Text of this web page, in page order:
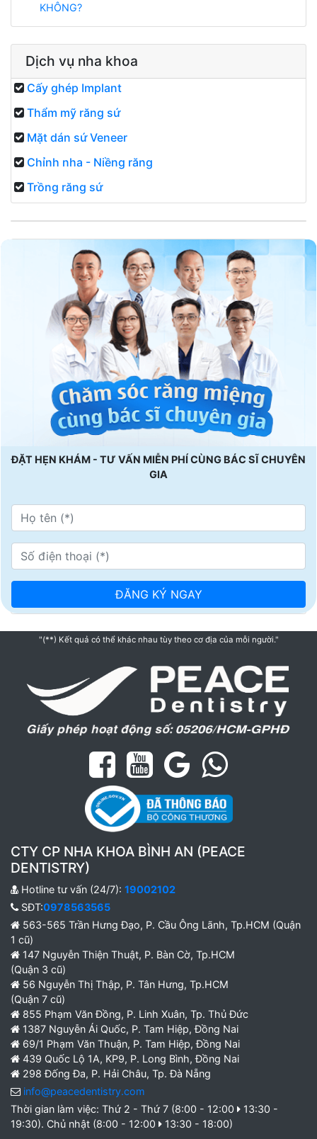
KHÔNG?
Dịch vụ nha khoa
Cấy ghép Implant
Thẩm mỹ răng sứ
Mặt dán sứ Veneer
Chỉnh nha - Niềng răng
Trồng răng sứ
ĐẶT HẸN KHÁM - TƯ VẤN MIỄN PHÍ CÙNG BÁC SĨ CHUYÊN
GIA
"(**) Kết quả có thể khác nhau tùy theo cơ địa của mỗi người."
CTY CP NHA KHOA BÌNH AN (PEACE
DENTISTRY)
Hotline tư vấn (24/7): 19002102
SĐT:0978563565
563-565 Trần Hưng Đạo, P. Cầu Ông Lãnh, Tp.HCM (Quận
1 cũ)
147 Nguyễn Thiện Thuật, P. Bàn Cờ, Tp.HCM
(Quận 3 cũ)
56 Nguyễn Thị Thập, P. Tân Hưng, Tp.HCM
(Quận 7 cũ)
855 Phạm Văn Đồng, P. Linh Xuân, Tp. Thủ Đức
1387 Nguyễn Ái Quốc, P. Tam Hiệp, Đồng Nai
69/1 Phạm Văn Thuận, P. Tam Hiệp, Đồng Nai
439 Quốc Lộ 1A, KP9, P. Long Bình, Đồng Nai
298 Đống Đa, P. Hải Châu, Tp. Đà Nẵng
info@peacedentistry.com
Thời gian làm việc: Thứ 2 - Thứ 7 (8:00 - 12:00
13:30 -
19:30). Chủ nhật (8:00 - 12:00
13:30 - 18:00)